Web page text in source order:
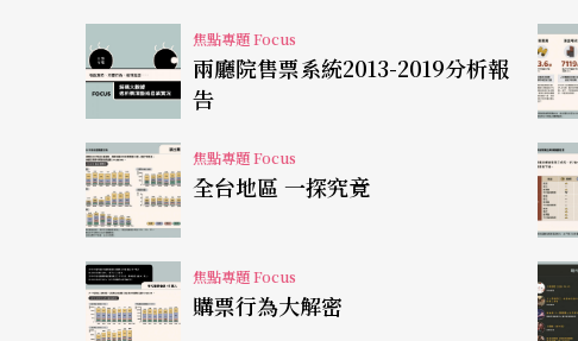
曾購買臺中國家歌劇院演出節目票券的兩廳院售票
2%來自台中以外地區；若將地緣鄰近的彰化及南
移動距離較遠的雙北地區
會員占21%，屏
節目票券的兩廳院售票系統會員，59%為屏東地區
的高雄與台南地區會員計入，來自高屏地區者占
較遠的雙北地區會員僅占6.5%，中彰投地區會員則
節目票券的兩廳院售票系統會員，55%為高雄地區
的台南與屏東會員計入，來自屏高南地區者占69%
焦點專題 Focus
兩廳院售票系統2013-2019分析報
告
焦點專題 Focus
全台地區 一探究竟
焦點專題 Focus
購票行為大解密